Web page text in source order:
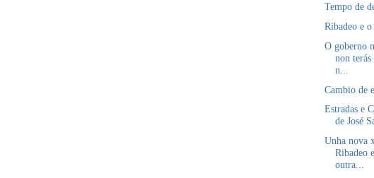
Tempo de
Ribadeo e
O goberno
non
n...
Cambio de
Estradas e
de José
Unha nova
Ribadeo
outra...